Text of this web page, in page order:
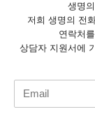
생명
저희 생명의 전
연락처
상담자 지원서에